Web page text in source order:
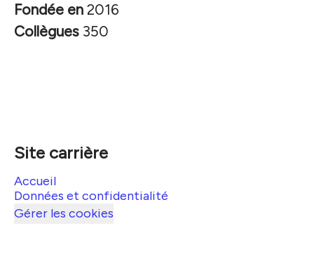
Fondée en 2016
Collègues 350
Site carrière
Accueil
Données et confidentialité
Gérer les cookies